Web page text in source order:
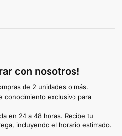
con nosotros!
de 2 unidades o más.
conocimiento exclusivo para
en 24 a 48 horas. Recibe tu
incluyendo el horario estimado.